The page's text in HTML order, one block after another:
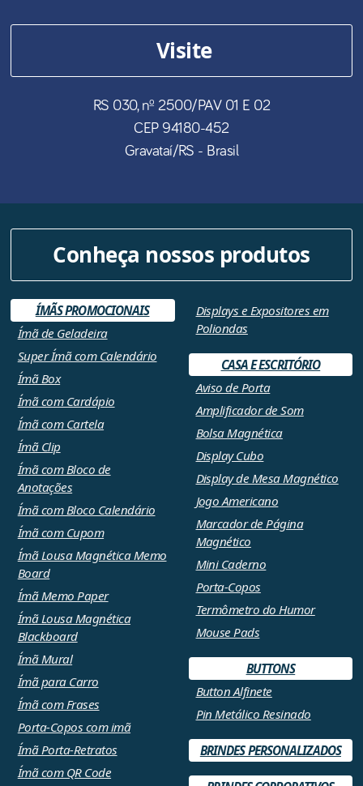
Visite
RS 030, nº 2500/PAV 01 E 02
CEP 94180-452
Gravataí/RS - Brasil
Conheça nossos produtos
ÍMÃS PROMOCIONAIS
Ímã de Geladeira
Super Ímã com Calendário
Ímã Box
Ímã com Cardápio
Ímã com Cartela
Ímã Clip
Ímã com Bloco de
Anotações
Ímã com Bloco Calendário
Ímã com Cupom
Ímã Lousa Magnética Memo
Board
Ímã Memo Paper
Ímã Lousa Magnética
Blackboard
Ímã Mural
Ímã para Carro
Ímã com Frases
Porta-Copos com imã
Ímã Porta-Retratos
Ímã com QR Code
Displays e Expositores em
Poliondas
CASA E ESCRITÓRIO
Aviso de Porta
Amplificador de Som
Bolsa Magnética
Display Cubo
Display de Mesa Magnético
Jogo Americano
Marcador de Página
Magnético
Mini Caderno
Porta-Copos
Termômetro do Humor
Mouse Pads
BUTTONS
Button Alfinete
Pin Metálico Resinado
BRINDES PERSONALIZADOS